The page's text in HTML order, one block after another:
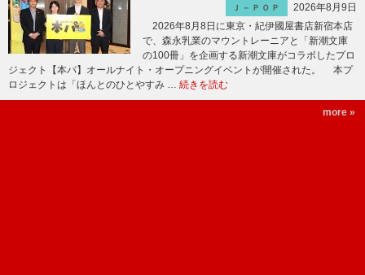
Ｊ－ＰＯＰ
2026年8月9日
2026年8月8日に東京・紀伊國屋書店新宿本店
で、森永乳業のマウントレーニアと「新潮文庫
の100冊」を企画する新潮文庫がコラボしたプロ
ジェクト【本パ】オールナイト・オープニングイベントが開催された。 本プ
ロジェクトは「ほんとのひとやすみ … 続きを読む
more »